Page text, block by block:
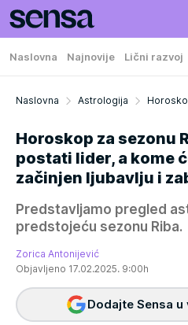
Naslovna Najnovije Lični razvoj
Naslovna Astrologija
Horoskop za sezonu
postati lider, a kome
začinjen ljubavlju i
Predstavljamo pregled
predstojeću sezonu Riba.
Zorica Antonijević
Objavljeno 17.02.2025. 9:00h
Dodajte Sensa